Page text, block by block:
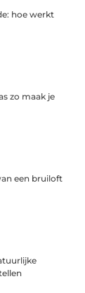
hoe werkt
zo maak je
een bruiloft